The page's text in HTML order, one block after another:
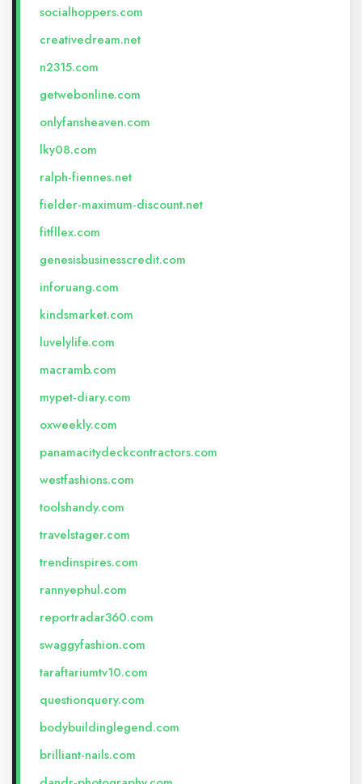
socialhoppers.com
creativedream.net
n2315.com
getwebonline.com
onlyfansheaven.com
lky08.com
ralph-fiennes.net
fielder-maximum-discount.net
fitfllex.com
genesisbusinesscredit.com
inforuang.com
kindsmarket.com
luvelylife.com
macramb.com
mypet-diary.com
oxweekly.com
panamacitydeckcontractors.com
westfashions.com
toolshandy.com
travelstager.com
trendinspires.com
rannyephul.com
reportradar360.com
swaggyfashion.com
taraftariumtv10.com
questionquery.com
bodybuildinglegend.com
brilliant-nails.com